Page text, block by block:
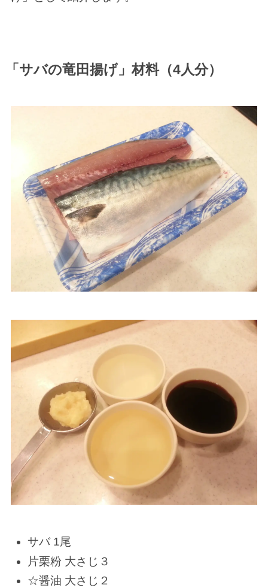
「サバの竜田揚げ」材料（4人分）
サバ 1尾
片栗粉 大さじ３
☆醤油 大さじ２